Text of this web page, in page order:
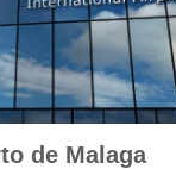
de Malaga